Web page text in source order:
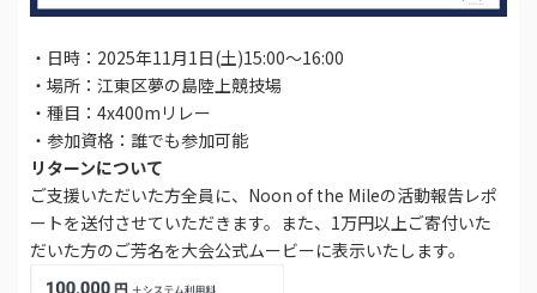
・日時：2025年11月1日(土)15:00〜16:00
・場所：江東区夢の島陸上競技場
・種目：4x400mリレー
・参加資格：誰でも参加可能
リターンについて
ご支援いただいた方全員に、Noon of the Mileの活動報告レポ
ートを送付させていただきます。また、1万円以上ご寄付いた
だいた方のご芳名を大会公式ムービーに表示いたします。